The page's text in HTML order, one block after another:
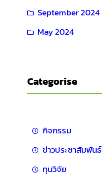
September 2024
May 2024
Categorise
กิจกรรม
ข่าวประชาสัมพันธ์
ทุนวิจัย